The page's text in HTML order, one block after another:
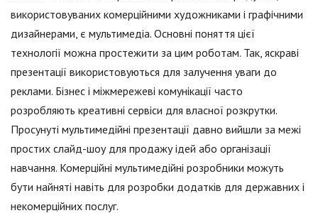
використовуваних комерційними художниками і графічними
дизайнерами, є мультимедіа. Основні поняття цієї
технології можна простежити за цим роботам. Так, яскраві
презентації використовуються для залучення уваги до
реклами. Бізнес і міжмережеві комунікації часто
розробляють креативні сервіси для власної розкрутки.
Просунуті мультимедійні презентації давно вийшли за межі
простих слайд-шоу для продажу ідей або організації
навчання. Комерційні мультимедійні розробники можуть
бути найняті навіть для розробки додатків для державних і
некомерційних послуг.